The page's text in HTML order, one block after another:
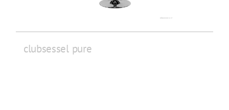
clubsessel pure